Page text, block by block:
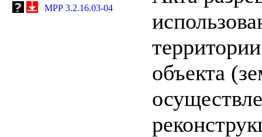
МРР 3.2.16.03-04
объекта